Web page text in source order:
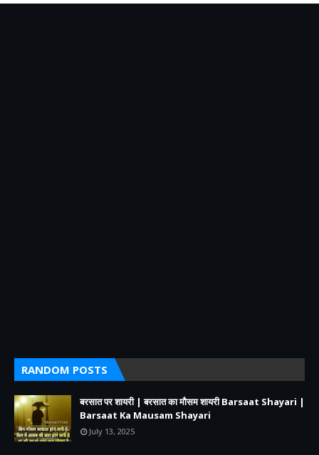
RANDOM POSTS
बरसात पर शायरी | बरसात का मौसम शायरी Barsaat Shayari |
Barsaat Ka Mausam Shayari
July 13, 2025